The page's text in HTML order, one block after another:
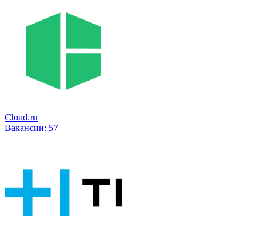
Cloud.ru
Вакансии: 57